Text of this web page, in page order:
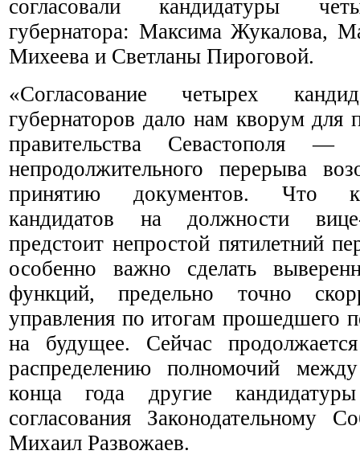
согласовали кандидатуры
губернатора: Максима Жукалова,
Михеева и Светланы Пироговой.
«Согласование четырех
губернаторов дало нам кворум для
правительства Севастополя
непродолжительного перерыва
принятию документов. Что
кандидатов на должности
предстоит непростой пятилетний
особенно важно сделать
функций, предельно точно
управления по итогам прошедшего
на будущее. Сейчас
распределению полномочий
конца года другие
согласования Законодательному
Михаил Развожаев.